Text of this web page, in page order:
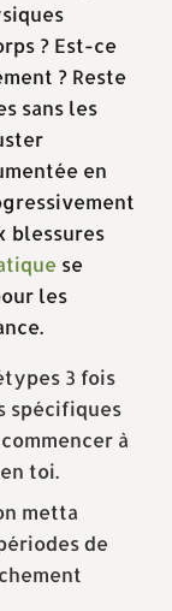
? Est-ce
? Reste
sans les
en
blessures
se
les
3 fois
spécifiques
à
toi.
metta
de